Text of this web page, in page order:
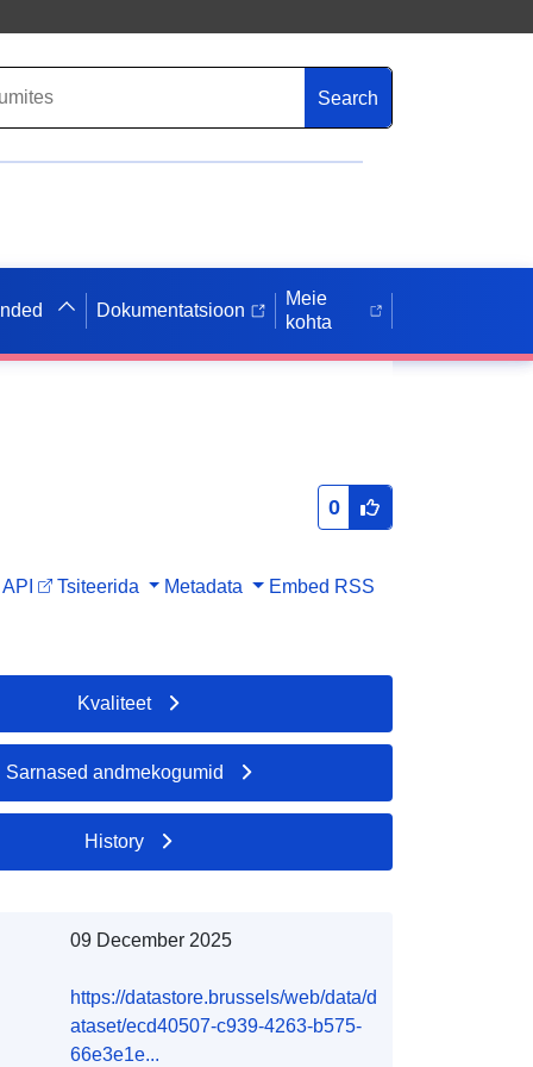
Search
Dokumentatsioon
Meie
kohta
0
API Tsiteerida Metadata Embed RSS
Kvaliteet
Sarnased andmekogumid
History
09 December 2025
https://datastore.brussels/web/data/d
ataset/ecd40507-c939-4263-b575-
66e3e1e...